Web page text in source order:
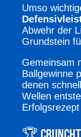
Umso
Abwehr der
Grundstein
Gemeinsam
Ballgewinne
denen
Wellen